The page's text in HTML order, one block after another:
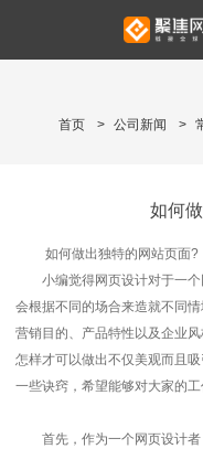
首页 > 公司新闻 >
如何
如何做出独特的网站页面?
小编觉得网页设计对于一个
会根据不同的场合来造就不同
营销目的、产品特性以及企业
怎样才可以做出不仅美观而且
一些诀窍，希望能够对大家的工
首先，作为一个网页设计者